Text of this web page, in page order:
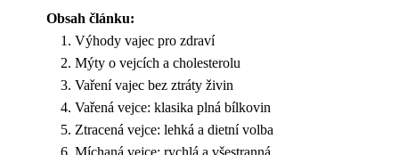
Obsah článku:
Výhody vajec pro zdraví
Mýty o vejcích a cholesterolu
Vaření vajec bez ztráty živin
Vařená vejce: klasika plná bílkovin
Ztracená vejce: lehká a dietní volba
Míchaná vejce: rychlá a všestranná